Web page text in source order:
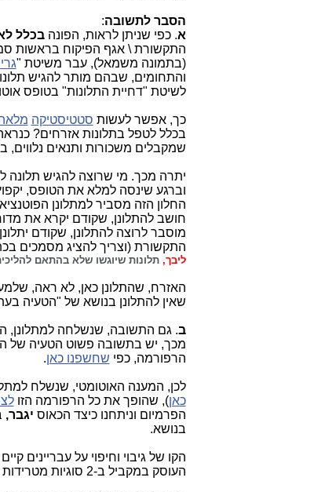
הסבר לתשובה:
א. כפי שניתן לראות, הפונהבכלל
התקשורת \ אגף הפיקוח בראשות
(בתמונה משמאל), עבר משיטת "
והתחומים, שבהם מותר להגיש
לשיטת "דחיית התלונות" בטופס
כך, אפשר לעשות סטטיסטיקה
בכלל לטפל בתלונות אזרחים?
שמקבלים משכורות ותנאים נלווים,
יתרה מכך. מי שרוצה להגיש
וברגע שינסה למלא את הטופס,
החלון הזה מסביר למתלונן
חושב להתלונן, שקודם יקרא את
מוסבר לרוצה להתלונן, שקודם
התקשורת (וצריך להציג מסמכים בכתב בדבר
ליבך, תלונות שיוגשו שלא בהתאם
האזרח, שהתלונן כאן, לא ראה,
שאין להתלונן בנושא של "הטעיה
ב. גם התשובה, שנשלחה למתלונן,
מכך, יש בתשובה פשוט הטעיה של
הרפורמה, כפי שחשפנו כאן.
לכן, המענה האוטומטי, שנשלח
כאן), שהופך את כל הרפורמה הזו
הפרמיום וניתחנו כיצד הכאוס יגבר,
בנושא.
הקו של גיבוי וחיפוי על עבריינים
העוסק במקביל ב-2 סוגיות מטרידות אלו.